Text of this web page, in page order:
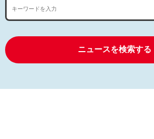
ニュースを検索する